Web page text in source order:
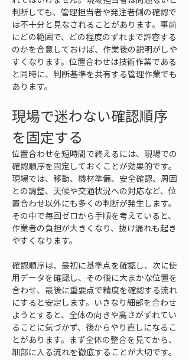
判断しても、管理担当者や発注者側の確認で
は不十分と見なされることがあります。事前
にどの範囲で、どの程度のずれまで許容する
のかを合意しておけば、作業後の説明がしや
すくなります。位置合わせは技術作業である
と同時に、判断基準を共有する管理作業でも
あります。
現場で迷わない確認順序
を固定する
位置合わせを短時間で終えるには、現場での
確認順序を固定しておくことが効果的です。
現場では、移動、機材準備、安全確認、周囲
との調整、天候や交通状況への対応など、位
置合わせ以外にも多くの判断が発生します。
その中で毎回ゼロから手順を考えていると、
作業者の負担が大きくなり、抜け漏れも起き
やすくなります。
確認順序は、最初に基準点を確認し、次に使
用データを確認し、その後に大まかな位置を
合わせ、最後に重要点で精度を確認する流れ
にすると安定します。いきなり細部を合わせ
ようとすると、全体の向きや高さがずれてい
ることに気づかず、後からやり直しになるこ
とがあります。まず全体の整合を見てから、
細部に入る流れを徹底することが大切です。